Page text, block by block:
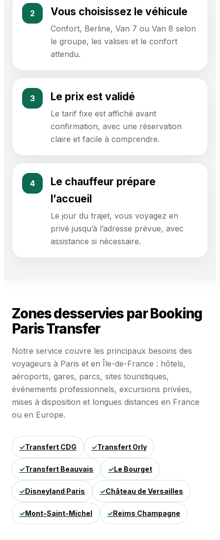
2 Vous choisissez le véhicule
Confort, Berline, Van 7 ou Van 8 selon
le groupe, les valises et le confort
attendu.
3 Le prix est validé
Le tarif fixe est affiché avant
confirmation, avec une réservation
claire et facile à comprendre.
4
Le chauffeur prépare
l’accueil
Le jour du trajet, vous voyagez en
privé jusqu’à l’adresse prévue, avec
assistance si nécessaire.
Zones desservies par Booking
Paris Transfer
Notre service couvre les principaux besoins des
voyageurs à Paris et en Île-de-France : hôtels,
aéroports, gares, parcs, sites touristiques,
événements professionnels, excursions privées,
mises à disposition et longues distances en France
ou en Europe.
Transfert CDG Transfert Orly
Transfert Beauvais Le Bourget
Disneyland Paris Château de Versailles
Mont-Saint-Michel Reims Champagne